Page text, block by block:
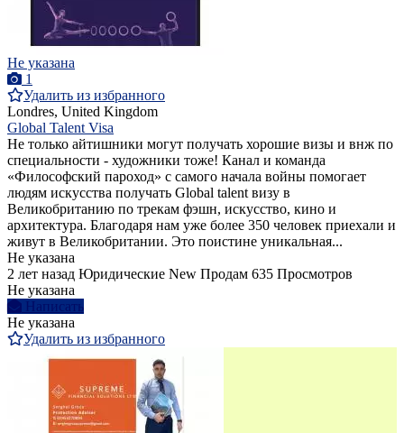
Не указана
1
Удалить из избранного
Londres, United Kingdom
Global Talent Visa
Не только айтишники могут получать хорошие визы и внж по
специальности - художники тоже! Канал и команда
«Философский пароход» с самого начала войны помогает
людям искусства получать Global talent визу в
Великобританию по трекам фэшн, искусство, кино и
архитектура. Благодаря нам уже более 350 человек приехали и
живут в Великобритании. Это поистине уникальная...
Не указана
2 лет назад Юридические New Продам 635 Просмотров
Не указана
Написать
Не указана
Удалить из избранного